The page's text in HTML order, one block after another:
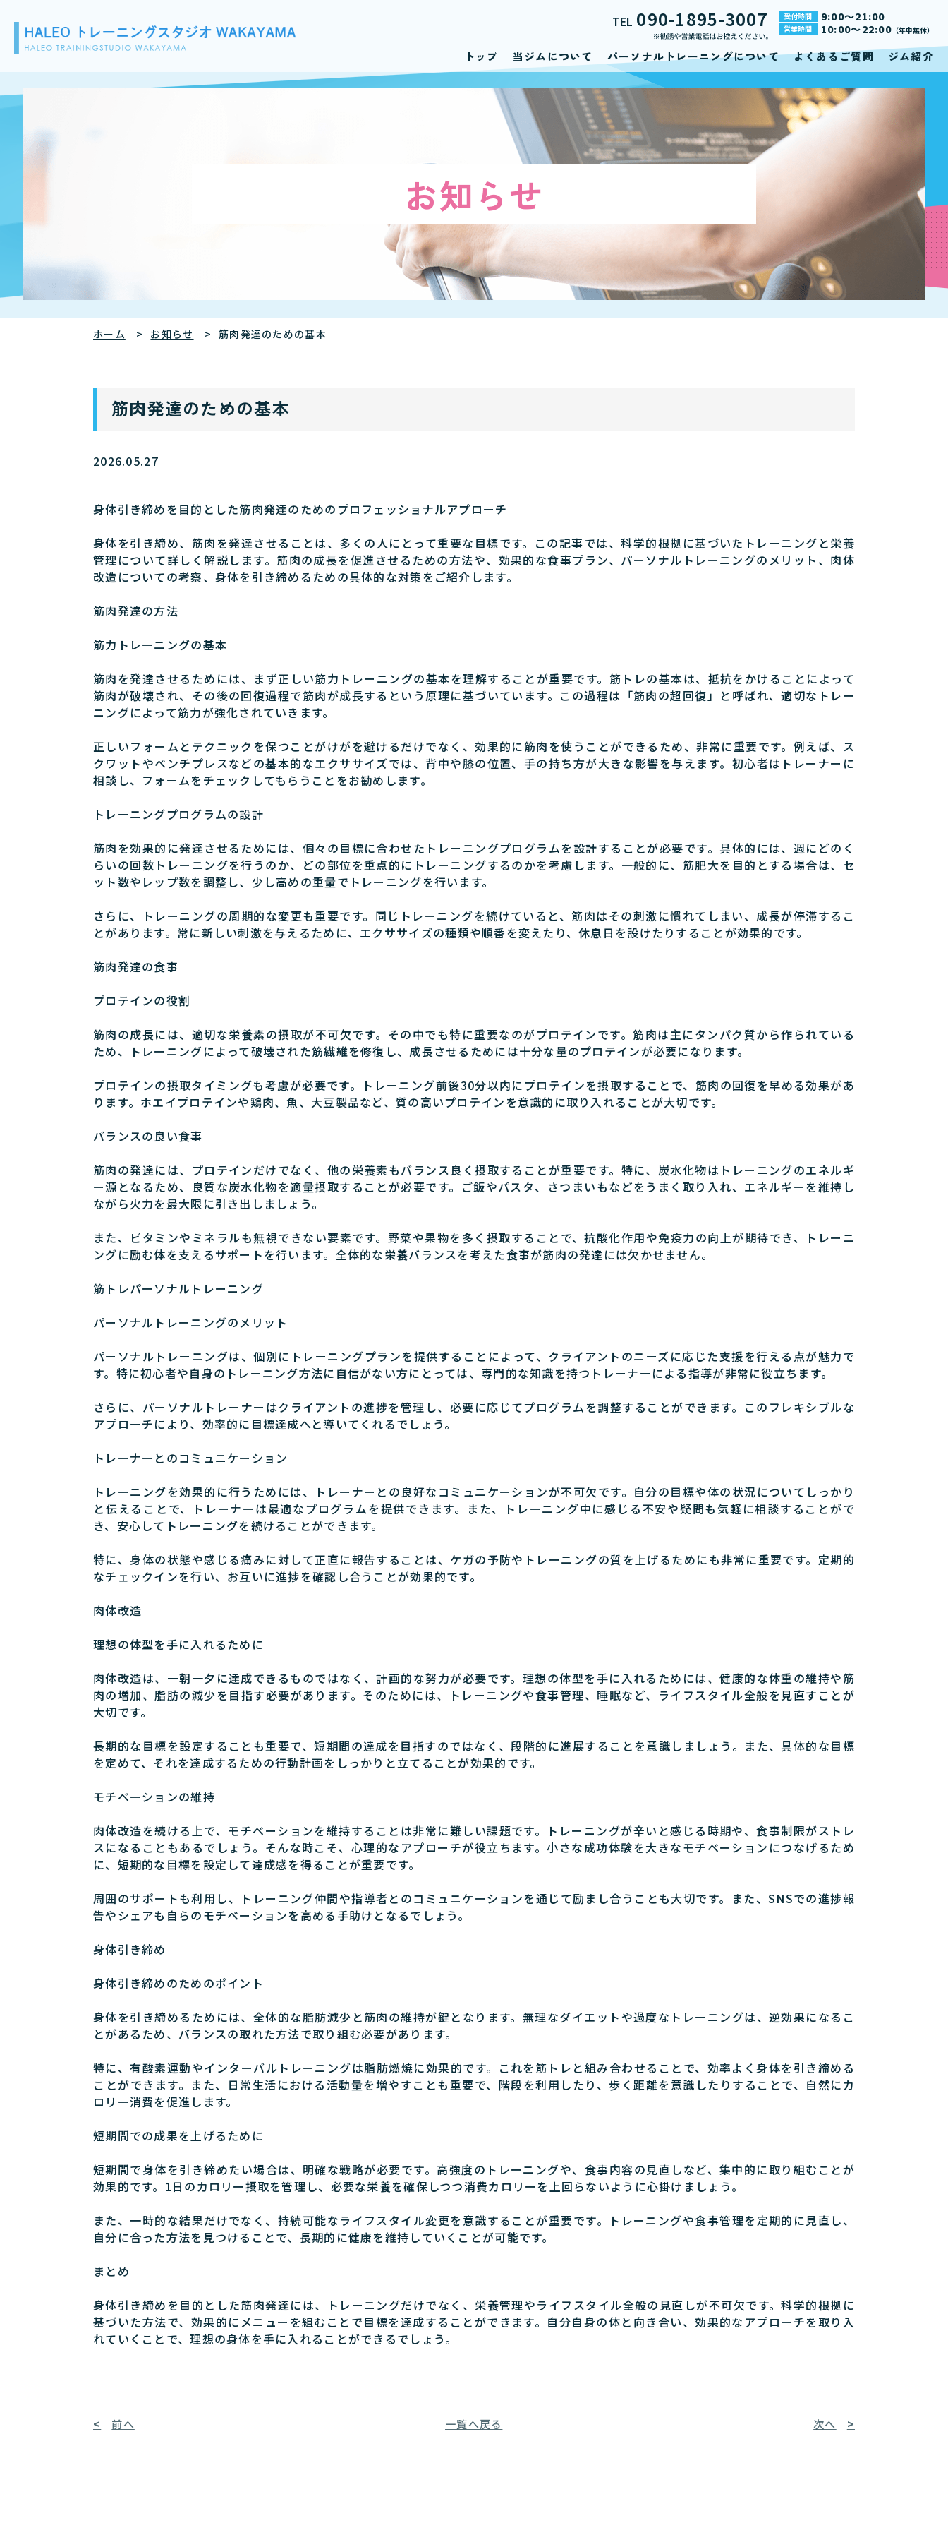
TEL 090-1895-3007 受付時間 9:00～21:00
営業時間 10:00～22:00 （年中無休）
トップ 当ジムについて パーソナルトレーニングについて よくあるご質問 ジム紹介
お知らせ
ホーム お知らせ 筋肉発達のための基本
筋肉発達のための基本
2026.05.27
身体引き締めを目的とした筋肉発達のためのプロフェッショナルアプローチ
身体を引き締め、筋肉を発達させることは、多くの人にとって重要な目標です。この記事では、科学的根拠に基づいたトレーニングと栄養
管理について詳しく解説します。筋肉の成長を促進させるための方法や、効果的な食事プラン、パーソナルトレーニングのメリット、肉体
改造についての考察、身体を引き締めるための具体的な対策をご紹介します。
筋肉発達の方法
筋力トレーニングの基本
筋肉を発達させるためには、まず正しい筋力トレーニングの基本を理解することが重要です。筋トレの基本は、抵抗をかけることによって
筋肉が破壊され、その後の回復過程で筋肉が成長するという原理に基づいています。この過程は「筋肉の超回復」と呼ばれ、適切なトレー
ニングによって筋力が強化されていきます。
正しいフォームとテクニックを保つことがけがを避けるだけでなく、効果的に筋肉を使うことができるため、非常に重要です。例えば、ス
クワットやベンチプレスなどの基本的なエクササイズでは、背中や膝の位置、手の持ち方が大きな影響を与えます。初心者はトレーナーに
相談し、フォームをチェックしてもらうことをお勧めします。
トレーニングプログラムの設計
筋肉を効果的に発達させるためには、個々の目標に合わせたトレーニングプログラムを設計することが必要です。具体的には、週にどのく
らいの回数トレーニングを行うのか、どの部位を重点的にトレーニングするのかを考慮します。一般的に、筋肥大を目的とする場合は、セ
ット数やレップ数を調整し、少し高めの重量でトレーニングを行います。
さらに、トレーニングの周期的な変更も重要です。同じトレーニングを続けていると、筋肉はその刺激に慣れてしまい、成長が停滞するこ
とがあります。常に新しい刺激を与えるために、エクササイズの種類や順番を変えたり、休息日を設けたりすることが効果的です。
筋肉発達の食事
プロテインの役割
筋肉の成長には、適切な栄養素の摂取が不可欠です。その中でも特に重要なのがプロテインです。筋肉は主にタンパク質から作られている
ため、トレーニングによって破壊された筋繊維を修復し、成長させるためには十分な量のプロテインが必要になります。
プロテインの摂取タイミングも考慮が必要です。トレーニング前後30分以内にプロテインを摂取することで、筋肉の回復を早める効果があ
ります。ホエイプロテインや鶏肉、魚、大豆製品など、質の高いプロテインを意識的に取り入れることが大切です。
バランスの良い食事
筋肉の発達には、プロテインだけでなく、他の栄養素もバランス良く摂取することが重要です。特に、炭水化物はトレーニングのエネルギ
ー源となるため、良質な炭水化物を適量摂取することが必要です。ご飯やパスタ、さつまいもなどをうまく取り入れ、エネルギーを維持し
ながら火力を最大限に引き出しましょう。
また、ビタミンやミネラルも無視できない要素です。野菜や果物を多く摂取することで、抗酸化作用や免疫力の向上が期待でき、トレーニ
ングに励む体を支えるサポートを行います。全体的な栄養バランスを考えた食事が筋肉の発達には欠かせません。
筋トレパーソナルトレーニング
パーソナルトレーニングのメリット
パーソナルトレーニングは、個別にトレーニングプランを提供することによって、クライアントのニーズに応じた支援を行える点が魅力で
す。特に初心者や自身のトレーニング方法に自信がない方にとっては、専門的な知識を持つトレーナーによる指導が非常に役立ちます。
さらに、パーソナルトレーナーはクライアントの進捗を管理し、必要に応じてプログラムを調整することができます。このフレキシブルな
アプローチにより、効率的に目標達成へと導いてくれるでしょう。
トレーナーとのコミュニケーション
トレーニングを効果的に行うためには、トレーナーとの良好なコミュニケーションが不可欠です。自分の目標や体の状況についてしっかり
と伝えることで、トレーナーは最適なプログラムを提供できます。また、トレーニング中に感じる不安や疑問も気軽に相談することがで
き、安心してトレーニングを続けることができます。
特に、身体の状態や感じる痛みに対して正直に報告することは、ケガの予防やトレーニングの質を上げるためにも非常に重要です。定期的
なチェックインを行い、お互いに進捗を確認し合うことが効果的です。
肉体改造
理想の体型を手に入れるために
肉体改造は、一朝一夕に達成できるものではなく、計画的な努力が必要です。理想の体型を手に入れるためには、健康的な体重の維持や筋
肉の増加、脂肪の減少を目指す必要があります。そのためには、トレーニングや食事管理、睡眠など、ライフスタイル全般を見直すことが
大切です。
長期的な目標を設定することも重要で、短期間の達成を目指すのではなく、段階的に進展することを意識しましょう。また、具体的な目標
を定めて、それを達成するための行動計画をしっかりと立てることが効果的です。
モチベーションの維持
肉体改造を続ける上で、モチベーションを維持することは非常に難しい課題です。トレーニングが辛いと感じる時期や、食事制限がストレ
スになることもあるでしょう。そんな時こそ、心理的なアプローチが役立ちます。小さな成功体験を大きなモチベーションにつなげるため
に、短期的な目標を設定して達成感を得ることが重要です。
周囲のサポートも利用し、トレーニング仲間や指導者とのコミュニケーションを通じて励まし合うことも大切です。また、SNSでの進捗報
告やシェアも自らのモチベーションを高める手助けとなるでしょう。
身体引き締め
身体引き締めのためのポイント
身体を引き締めるためには、全体的な脂肪減少と筋肉の維持が鍵となります。無理なダイエットや過度なトレーニングは、逆効果になるこ
とがあるため、バランスの取れた方法で取り組む必要があります。
特に、有酸素運動やインターバルトレーニングは脂肪燃焼に効果的です。これを筋トレと組み合わせることで、効率よく身体を引き締める
ことができます。また、日常生活における活動量を増やすことも重要で、階段を利用したり、歩く距離を意識したりすることで、自然にカ
ロリー消費を促進します。
短期間での成果を上げるために
短期間で身体を引き締めたい場合は、明確な戦略が必要です。高強度のトレーニングや、食事内容の見直しなど、集中的に取り組むことが
効果的です。1日のカロリー摂取を管理し、必要な栄養を確保しつつ消費カロリーを上回らないように心掛けましょう。
また、一時的な結果だけでなく、持続可能なライフスタイル変更を意識することが重要です。トレーニングや食事管理を定期的に見直し、
自分に合った方法を見つけることで、長期的に健康を維持していくことが可能です。
まとめ
身体引き締めを目的とした筋肉発達には、トレーニングだけでなく、栄養管理やライフスタイル全般の見直しが不可欠です。科学的根拠に
基づいた方法で、効果的にメニューを組むことで目標を達成することができます。自分自身の体と向き合い、効果的なアプローチを取り入
れていくことで、理想の身体を手に入れることができるでしょう。
前へ 一覧へ戻る 次へ